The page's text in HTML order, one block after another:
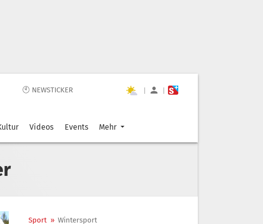
🕙 NEWSTICKER | |
Videos Events Mehr
Sport » Wintersport